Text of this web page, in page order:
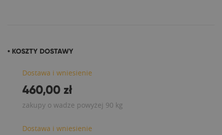
• KOSZTY DOSTAWY
Dostawa i wniesienie
460,00 zł
zakupy o wadze powyżej 90 kg
Dostawa i wniesienie